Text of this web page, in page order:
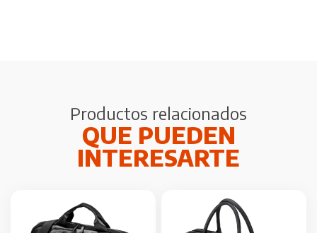
Productos relacionados